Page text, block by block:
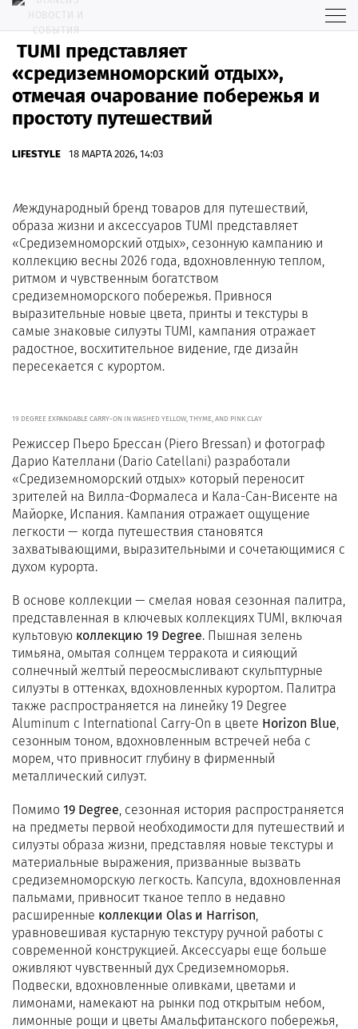
TUMI представляет
«средиземноморский отдых»,
отмечая очарование побережья и
простоту путешествий
LIFESTYLE 18 МАРТА 2026, 14:03
Международный бренд товаров для путешествий,
образа жизни и аксессуаров TUMI представляет
«Средиземноморский отдых», сезонную кампанию и
коллекцию весны 2026 года, вдохновленную теплом,
ритмом и чувственным богатством
средиземноморского побережья. Привнося
выразительные новые цвета, принты и текстуры в
самые знаковые силуэты TUMI, кампания отражает
радостное, восхитительное видение, где дизайн
пересекается с курортом.
19 DEGREE EXPANDABLE CARRY-ON IN WASHED YELLOW, THYME, AND PINK CLAY
Режиссер Пьеро Брессан (Piero Bressan) и фотограф
Дарио Кателлани (Dario Catellani) разработали
«Средиземноморский отдых» который переносит
зрителей на Вилла-Формалеса и Кала-Сан-Висенте на
Майорке, Испания. Кампания отражает ощущение
легкости — когда путешествия становятся
захватывающими, выразительными и сочетающимися с
духом курорта.
В основе коллекции — смелая новая сезонная палитра,
представленная в ключевых коллекциях TUMI, включая
культовую коллекцию 19 Degree. Пышная зелень
тимьяна, омытая солнцем терракота и сияющий
солнечный желтый переосмысливают скульптурные
силуэты в оттенках, вдохновленных курортом. Палитра
также распространяется на линейку 19 Degree
Aluminum с International Carry-On в цвете Horizon Blue,
сезонным тоном, вдохновленным встречей неба с
морем, что привносит глубину в фирменный
металлический силуэт.
Помимо 19 Degree, сезонная история распространяется
на предметы первой необходимости для путешествий и
силуэты образа жизни, представляя новые текстуры и
материальные выражения, призванные вызвать
средиземноморскую легкость. Капсула, вдохновленная
пальмами, привносит тканое тепло в недавно
расширенные коллекции Olas и Harrison,
уравновешивая кустарную текстуру ручной работы с
современной конструкцией. Аксессуары еще больше
оживляют чувственный дух Средиземноморья.
Подвески, вдохновленные оливками, цветами и
лимонами, намекают на рынки под открытым небом,
лимонные рощи и цветы Амальфитанского побережья,